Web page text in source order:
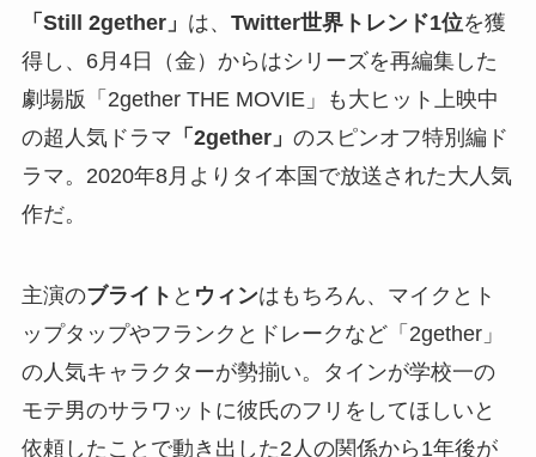
「Still 2gether」 は、 Twitter世界トレンド1位を獲
得し、6月4日（金）からはシリーズを再編集した
劇場版「2gether THE MOVIE」も大ヒット上映中
の超人気ドラマ 「2gether」 のスピンオフ特別編ド
ラマ。2020年8月よりタイ本国で放送された大人気
作だ。
主演のブライト と ウィンはもちろん、マイクとト
ップタップやフランクとドレークなど「2gether」
の人気キャラクターが勢揃い。タインが学校一の
モテ男のサラワットに彼氏のフリをしてほしいと
依頼したことで動き出した2人の関係から1年後が